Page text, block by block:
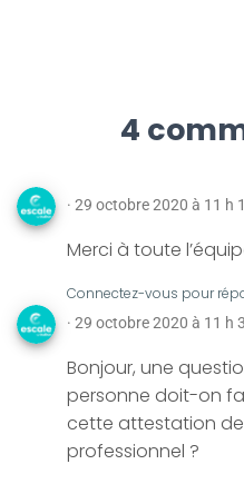
4
· 29 octobre 2020 à 11 h
Merci à toute
Connectez-vous pour
· 29 octobre 2020 à 11 h
Bonjour, une
personne doit-on
cette attestation
professionnel ?